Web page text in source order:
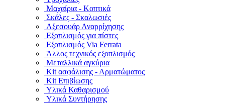
Μαχαίρια - Κοπτικά
Σκάλες - Σκαλωσιές
Αξεσουάρ Αναρρίχησης
Εξοπλισμός για πίστες
Εξοπλισμός Via Ferrata
Άλλος τεχνικός εξοπλισμός
Μεταλλικά αγκύρια
Kit ασφάλισης - Αρματώματος
Kit Επιβίωσης
Υλικά Καθαρισμού
Υλικά Συντήρησης